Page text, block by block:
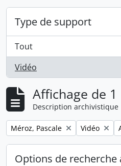
Type de support
Tout
Vidéo
, 1 résultats
Affichage de
Description archivistique
Remove filter:
Méroz, Pascale Remove
Vidéo
Options de recherche